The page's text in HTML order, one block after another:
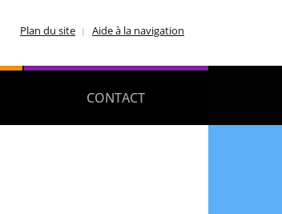
Plan du site Aide à la navigation
CONTACT